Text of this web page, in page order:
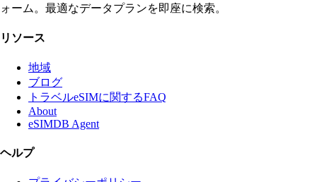
ォーム。最適なデータプランを即座に検索。
リソース
地域
ブログ
トラベルeSIMに関するFAQ
About
eSIMDB Agent
ヘルプ